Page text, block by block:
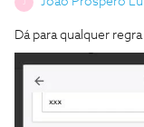
Dá para qualquer